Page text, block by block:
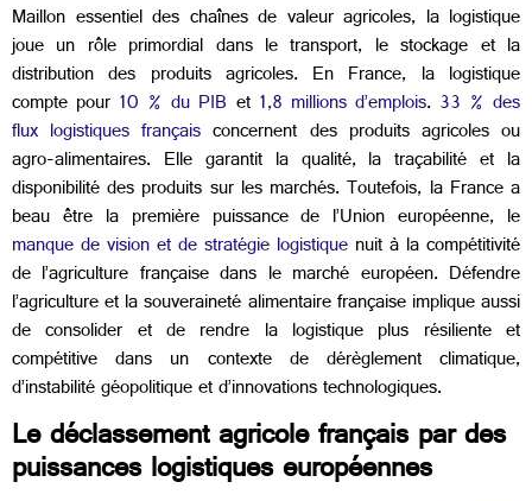
Maillon essentiel des chaînes de valeur agricoles, la logistique
joue un rôle primordial dans le transport, le stockage et la
distribution des produits agricoles. En France, la logistique
compte pour 10 % du PIB et 1,8 millions d’emplois. 33 % des
flux logistiques français concernent des produits agricoles ou
agro-alimentaires. Elle garantit la qualité, la traçabilité et la
disponibilité des produits sur les marchés. Toutefois, la France a
beau être la première puissance de l’Union européenne, le
manque de vision et de stratégie logistique nuit à la compétitivité
de l’agriculture française dans le marché européen. Défendre
l’agriculture et la souveraineté alimentaire française implique aussi
de consolider et de rendre la logistique plus résiliente et
compétitive dans un contexte de dérèglement climatique,
d’instabilité géopolitique et d’innovations technologiques.
Le déclassement agricole français par des
puissances logistiques européennes